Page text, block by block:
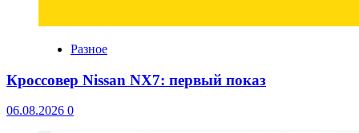
Разное
Кроссовер Nissan NX7: первый показ
06.08.2026 0